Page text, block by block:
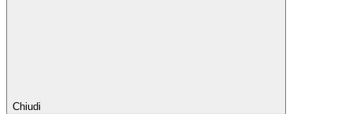
Chiudi